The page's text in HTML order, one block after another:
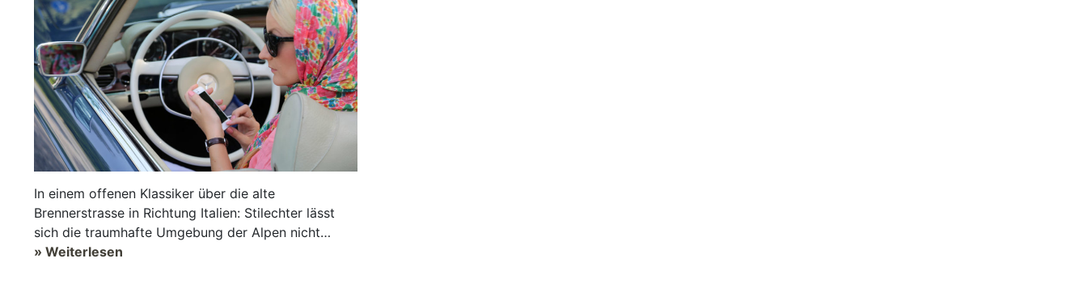
In einem offenen Klassiker über die alte
Brennerstrasse in Richtung Italien: Stilechter lässt
sich die traumhafte Umgebung der Alpen nicht
geniessen. Touren mit den alten Liebhabers...
» Weiterlesen